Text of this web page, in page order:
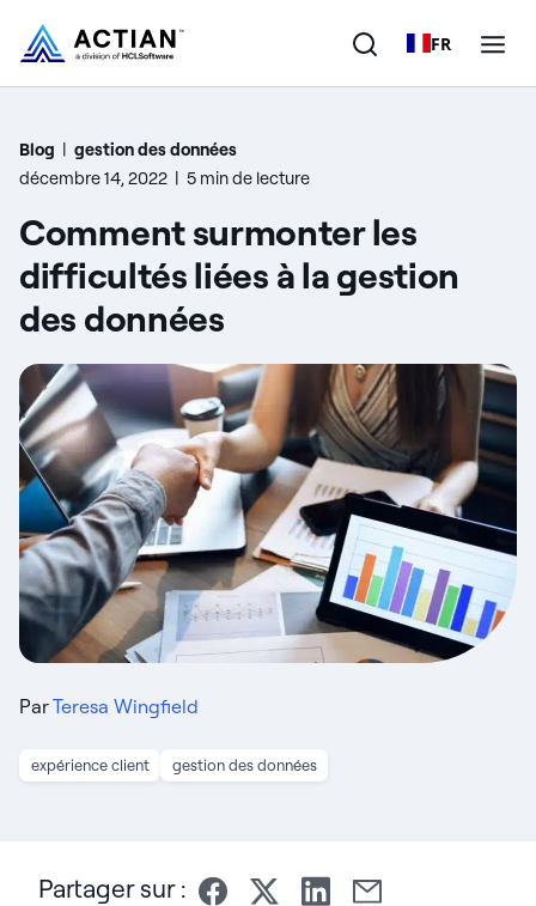
FR
Produits
Clients
Entreprise
Ressources
Blog | gestion des données
décembre 14, 2022 | 5 min de lecture
Comment surmonter les
difficultés liées à la gestion
des données
ParTeresa Wingfield
expérience client gestion des données
Partager sur :